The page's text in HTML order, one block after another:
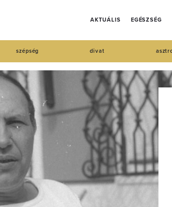
AKTUÁLIS EGÉSZSÉG
szépség divat